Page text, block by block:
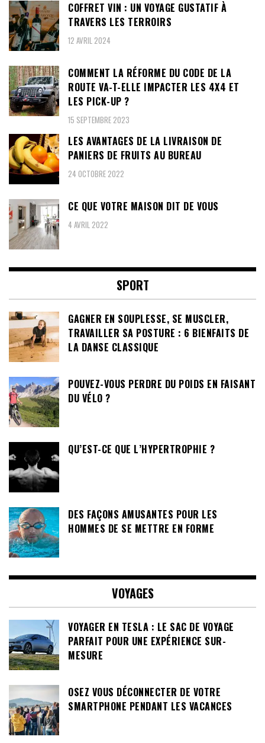
COFFRET VIN : UN VOYAGE GUSTATIF À
TRAVERS LES TERROIRS
12 AVRIL 2024
COMMENT LA RÉFORME DU CODE DE LA
ROUTE VA-T-ELLE IMPACTER LES 4X4 ET
LES PICK-UP ?
15 SEPTEMBRE 2023
LES AVANTAGES DE LA LIVRAISON DE
PANIERS DE FRUITS AU BUREAU
24 OCTOBRE 2022
CE QUE VOTRE MAISON DIT DE VOUS
4 AVRIL 2022
SPORT
GAGNER EN SOUPLESSE, SE MUSCLER,
TRAVAILLER SA POSTURE : 6 BIENFAITS DE
LA DANSE CLASSIQUE
POUVEZ-VOUS PERDRE DU POIDS EN FAISANT
DU VÉLO ?
QU’EST-CE QUE L’HYPERTROPHIE ?
DES FAÇONS AMUSANTES POUR LES
HOMMES DE SE METTRE EN FORME
VOYAGES
VOYAGER EN TESLA : LE SAC DE VOYAGE
PARFAIT POUR UNE EXPÉRIENCE SUR-
MESURE
OSEZ VOUS DÉCONNECTER DE VOTRE
SMARTPHONE PENDANT LES VACANCES